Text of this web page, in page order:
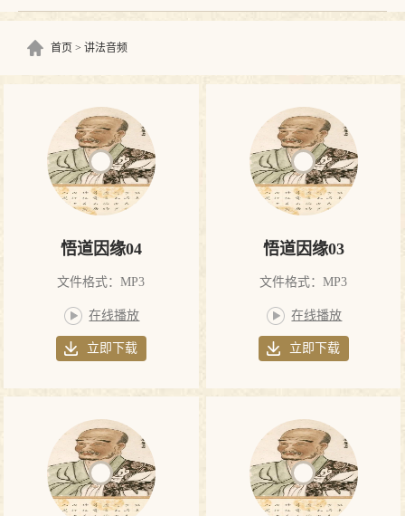
首页 讲法音频
悟道因缘04
文件格式：MP3
在线播放
立即下载
悟道因缘03
文件格式：MP3
在线播放
立即下载